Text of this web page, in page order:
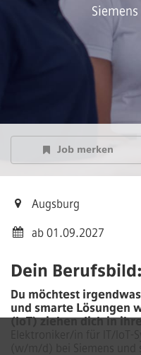
Job merken
Augsburg
ab 01.09.2027
Dein Berufsbild:
Du möchtest
und smarte Lösungen
(IoT) ziehen dich in
Elektroniker/in für IT/IoT-
bei Siemens